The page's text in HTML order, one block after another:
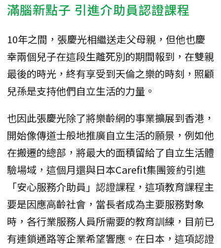
滿腦新點子 引進介助員認證課程
10年之間，張慶光相繼送走父母親，但他也慶
幸兩個兒子在這段生離死別的期間報到，在雙親
最後的時光，終有享受到天倫之樂的時刻，照顧
兒孫是支持他們自立生活的力量。
也因此張慶光除了將樂齡網的事業擴展到香港，
開始像傳道士般地推廣自立生活的願景，例如他
在搬遷的總部，將最大的面積留給了自立生活體
驗場域，這個月還與日本Carefit集團簽約引進
「安心服務介助員」認證課程，這項教育課程主
要是因應高齡社會，當長者成為主要服務對象
時，各行業服務人員所需要的教育訓練，目前已
有連鎖通路等企業希望響應。在日本，這項認證